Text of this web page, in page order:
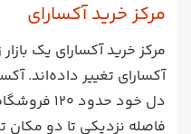
مرکز خرید آکسارای
مرکز خرید آکسارای یک
دل خود
فاصله نزدیکی تا دو